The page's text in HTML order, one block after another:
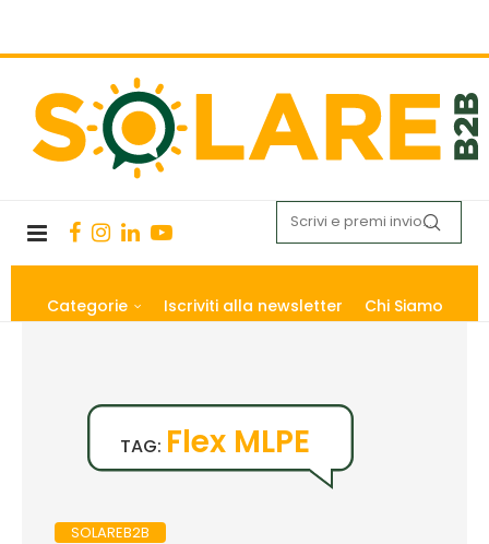
Categorie Iscriviti alla newsletter Chi Siamo
TAG: Flex MLPE
SOLAREB2B